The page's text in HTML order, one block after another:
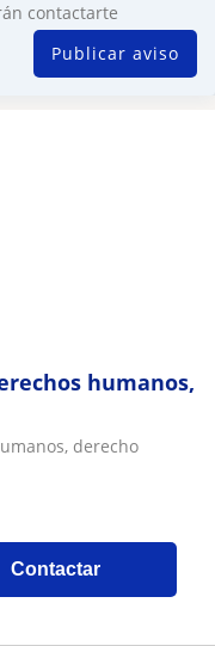
contactarte
Publicar aviso
humanos,
derecho
Contactar